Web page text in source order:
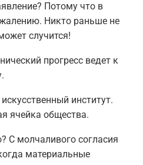
Потому что в
Никто раньше не
случится!
прогресс ведет к
институт.
ячейка общества.
С молчаливого согласия
материальные